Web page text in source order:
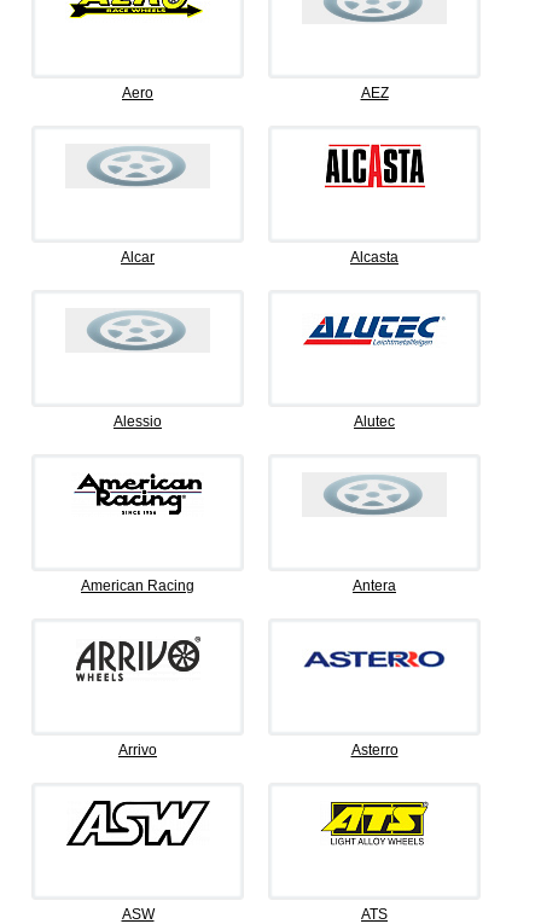
Aero AEZ
Alcar Alcasta
Alessio Alutec
American Racing Antera
Arrivo Asterro
ASW ATS